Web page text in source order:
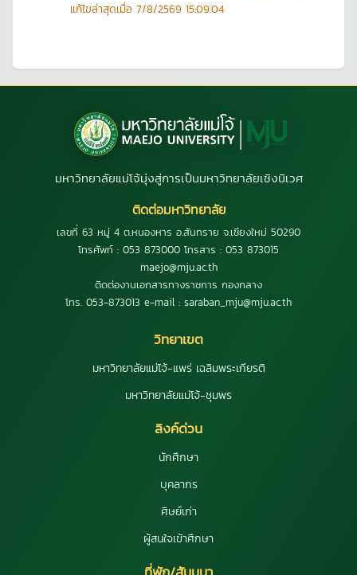
แก้ไขล่าสุดเมื่อ 7/8/2569 15:09:04
มหาวิทยาลัยแม่โจ้มุ่งสู่การเป็นมหาวิทยาลัยเชิงนิเวศ
ติดต่อมหาวิทยาลัย
เลขที่ 63 หมู่ 4 ต.หนองหาร อ.สันทราย จ.เชียงใหม่ 50290
โทรศัพท์ : 053 873000 โทรสาร : 053 873015
maejo@mju.ac.th
ติดต่องานเอกสารทางราชการ กองกลาง
โทร. 053-873013 e-mail : saraban_mju@mju.ac.th
วิทยาเขต
มหาวิทยาลัยแม่โจ้-แพร่ เฉลิมพระเกียรติ
มหาวิทยาลัยแม่โจ้-ชุมพร
ลิงค์ด่วน
นักศึกษา
บุคลากร
ศิษย์เก่า
ผู้สนใจเข้าศึกษา